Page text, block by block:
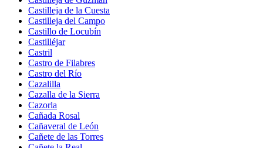
Castilleja de la Cuesta
Castilleja del Campo
Castillo de Locubín
Castilléjar
Castril
Castro de Filabres
Castro del Río
Cazalilla
Cazalla de la Sierra
Cazorla
Cañada Rosal
Cañaveral de León
Cañete de las Torres